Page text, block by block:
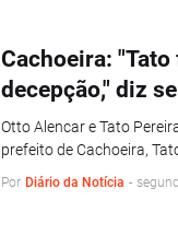
Cachoeira:
decepção," diz
Otto Alencar e Tato
prefeito de Cachoeira, Tato
Por Diário da Notícia -